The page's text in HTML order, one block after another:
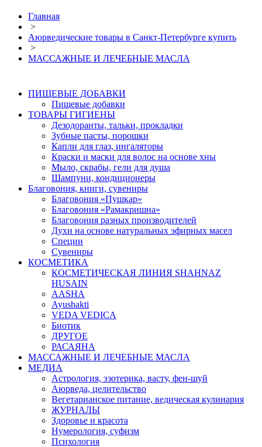
Главная
>
Аюрведические товары в Санкт-Петербурге купить
>
МАССАЖНЫЕ И ЛЕЧЕБНЫЕ МАСЛА
ПИЩЕВЫЕ ДОБАВКИ
Пищевые добавки
ТОВАРЫ ГИГИЕНЫ
Дезодоранты, тальки, прокладки
Зубные пасты, порошки
Капли для глаз, ингаляторы
Краски и маски для волос на основе хны
Мыло, скрабы, гели для душа
Шампуни, кондиционеры
Благовония, книги, сувениры
Благовония «Пушкар»
Благовония «Рамакришна»
Благовония разных производителей
Духи на основе натуральных эфирных масел
Специи
Сувениры
КОСМЕТИКА
КОСМЕТИЧЕСКАЯ ЛИНИЯ SHAHNAZ
HUSAIN
AASHA
Ayushakti
VEDA VEDICA
Биотик
ДРУГОЕ
РАСАЯНА
МАССАЖНЫЕ И ЛЕЧЕБНЫЕ МАСЛА
МЕДИА
Астрология, эзотерика, васту, фен-шуй
Аюрведа, целительство
Вегетарианское питание, ведическая кулинария
ЖУРНАЛЫ
Здоровье и красота
Нумерология, суфизм
Психология